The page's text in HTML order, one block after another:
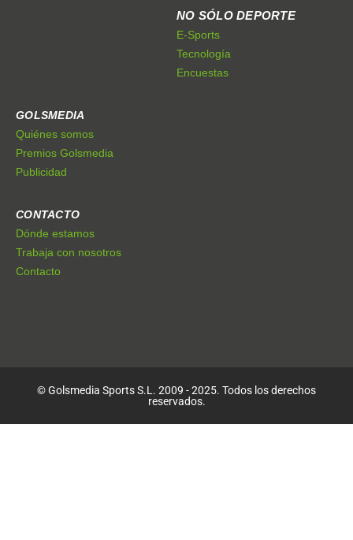
NO SÓLO DEPORTE
E-Sports
Tecnología
Encuestas
GOLSMEDIA
Quiénes somos
Premios Golsmedia
Publicidad
CONTACTO
Dónde estamos
Trabaja con nosotros
Contacto
© Golsmedia Sports S.L. 2009 - 2025. Todos los derechos
reservados.